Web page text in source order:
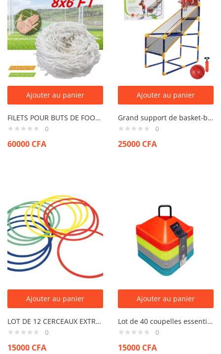
Ajouter au panier
FILETS POUR BUTS DE FOOT TRANSPORTABLES (LA PAIRE)
0
60000 CFA
Ajouter au panier
Grand support de basket-ball pour enfants
0
25000 CFA
Ajouter au panier
LOT DE 12 CERCEAUX EXTRA-PLATS
0
15000 CFA
Ajouter au panier
Lot de 40 coupelles essential 4 couleurs (jaune, orange, gris, bleu)
0
15000 CFA